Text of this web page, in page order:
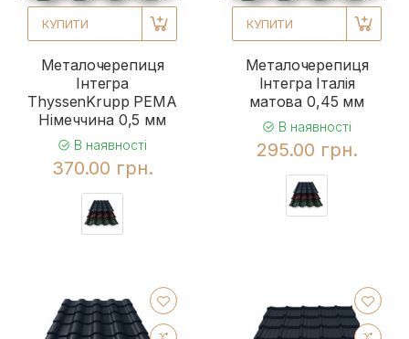
КУПИТИ
Металочерепиця
Інтегра
ThyssenKrupp PEMA
Німеччина 0,5 мм
В наявності
370.00 грн.
КУПИТИ
Металочерепиця
Інтегра Італія
матова 0,45 мм
В наявності
295.00 грн.